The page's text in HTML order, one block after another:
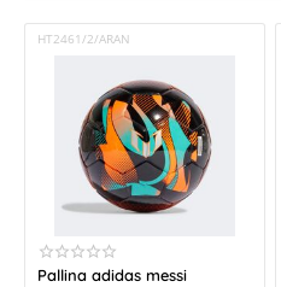
HT2461/2/ARAN
Pallina adidas messi